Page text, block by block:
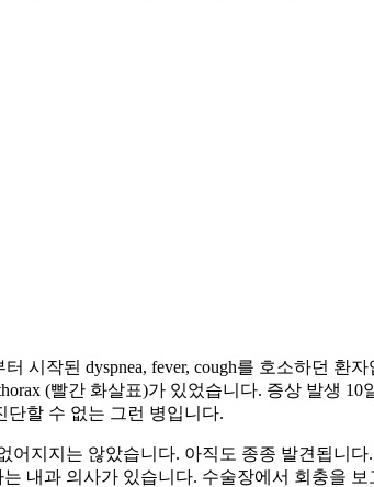
시작된 dyspnea, fever, cough를 호소하던 환
(빨간 화살표)가 있었습니다. 증상 발생
단할 수 없는 그런 병입니다.
지지는 않았습니다. 아직도 종종 발견됩니다.
내과 의사가 있습니다. 수술장에서 회충을